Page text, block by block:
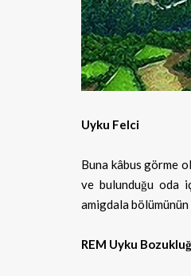
Uyku Felci
Buna kâbus görme
ve bulunduğu oda
amigdala
REM Uyku